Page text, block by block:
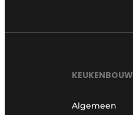
KEUKENBOUW
Algemeen